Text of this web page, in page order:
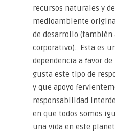
recursos naturales y
medioambiente
de desarrollo
corporativo). Esta es
dependencia a favor
gusta este tipo de
y que apoyo
responsabilidad
en que todos somos
una vida en este